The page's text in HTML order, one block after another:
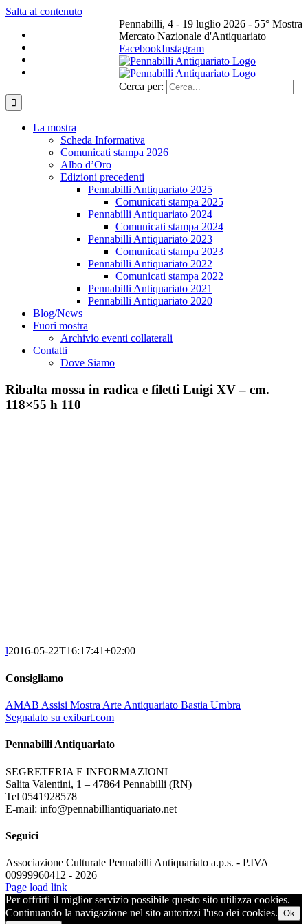
Salta al contenuto
Pennabilli, 4 - 19 luglio 2026 - 55° Mostra
Mercato Nazionale d'Antiquariato
FacebookInstagram
Cerca per:
La mostra
Scheda Informativa
Comunicati stampa 2026
Albo d’Oro
Edizioni precedenti
Pennabilli Antiquariato 2025
Comunicati stampa 2025
Pennabilli Antiquariato 2024
Comunicati stampa 2024
Pennabilli Antiquariato 2023
Comunicati stampa 2023
Pennabilli Antiquariato 2022
Comunicati stampa 2022
Pennabilli Antiquariato 2021
Pennabilli Antiquariato 2020
Blog/News
Fuori mostra
Archivio eventi collaterali
Contatti
Dove Siamo
Ribalta mossa in radica e filetti Luigi XV – cm.
118×55 h 110
l2016-05-22T16:17:41+02:00
Consigliamo
AMAB Assisi Mostra Arte Antiquariato Bastia Umbra
Segnalato su exibart.com
Pennabilli Antiquariato
SEGRETERIA E INFORMAZIONI
Salita Valentini, 1 – 47864 Pennabilli (RN)
Tel 0541928578
E-mail: info@pennabilliantiquariato.net
Seguici
Associazione Culturale Pennabilli Antiquariato a.p.s. - P.IVA
00999960412 - 2026
Page load link
Per offrirti il miglior servizio possibile questo sito utilizza cookies.
Continuando la navigazione nel sito autorizzi l'uso dei cookies. Ok